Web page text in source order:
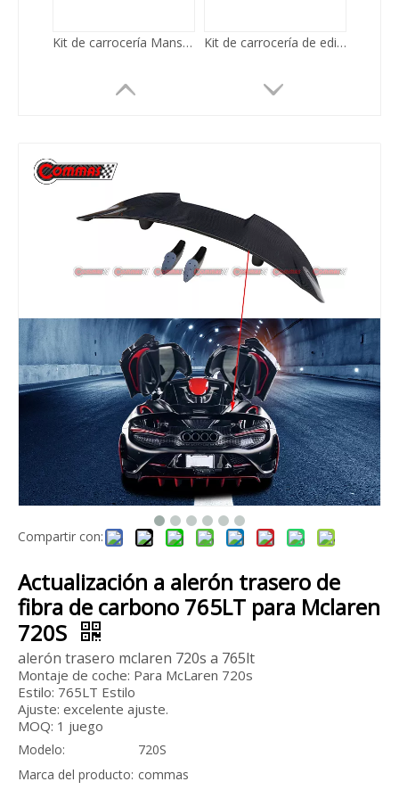
Kit de carrocería Mansrory de fibra de carbono para Bentley Continental GT 2022 Kit de carrocería de fibra de vidrio estilo Svj para Lamborghini Aventador LP700
Compartir con:
Actualización a alerón trasero de
fibra de carbono 765LT para Mclaren
720S
alerón trasero mclaren 720s a 765lt
Montaje de coche: Para McLaren 720s
Estilo: 765LT Estilo
Ajuste: excelente ajuste.
MOQ: 1 juego
Modelo:
720S
Marca del producto: commas